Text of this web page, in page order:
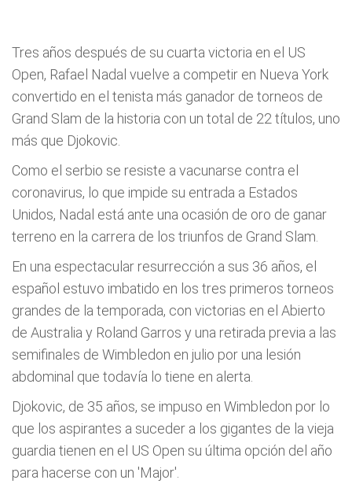
Tres años después de su cuarta victoria en el US
Open, Rafael Nadal vuelve a competir en Nueva York
convertido en el tenista más ganador de torneos de
Grand Slam de la historia con un total de 22 títulos, uno
más que Djokovic.
Como el serbio se resiste a vacunarse contra el
coronavirus, lo que impide su entrada a Estados
Unidos, Nadal está ante una ocasión de oro de ganar
terreno en la carrera de los triunfos de Grand Slam.
En una espectacular resurrección a sus 36 años, el
español estuvo imbatido en los tres primeros torneos
grandes de la temporada, con victorias en el Abierto
de Australia y Roland Garros y una retirada previa a las
semifinales de Wimbledon en julio por una lesión
abdominal que todavía lo tiene en alerta.
Djokovic, de 35 años, se impuso en Wimbledon por lo
que los aspirantes a suceder a los gigantes de la vieja
guardia tienen en el US Open su última opción del año
para hacerse con un 'Major'.